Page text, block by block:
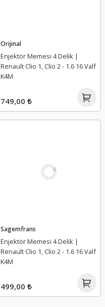
Orijinal
Enjektör Memesi 4 Delik |
Renault Clio 1, Clio 2 - 1.6 16 Valf
K4M
749,00 ₺
Sagemfrans
Enjektör Memesi 4 Delik |
Renault Clio 1, Clio 2 - 1.6 16 Valf
K4M
499,00 ₺